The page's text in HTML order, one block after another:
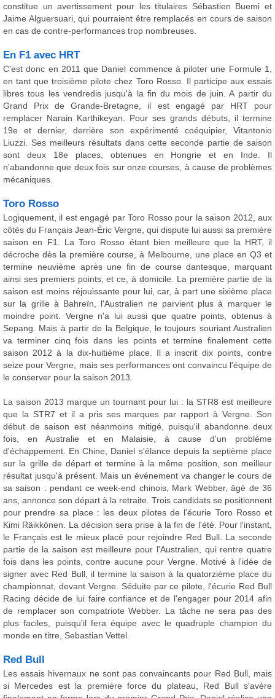
constitue un avertissement pour les titulaires Sébastien Buemi et
Jaime Alguersuari, qui pourraient être remplacés en cours de saison
en cas de contre-performances trop nombreuses.
En F1 avec HRT
C'est donc en 2011 que Daniel commence à piloter une Formule 1,
en tant que troisième pilote chez Toro Rosso. Il participe aux essais
libres tous les vendredis jusqu'à la fin du mois de juin. A partir du
Grand Prix de Grande-Bretagne, il est engagé par HRT pour
remplacer Narain Karthikeyan. Pour ses grands débuts, il termine
19e et dernier, derrière son expérimenté coéquipier, Vitantonio
Liuzzi. Ses meilleurs résultats dans cette seconde partie de saison
sont deux 18e places, obtenues en Hongrie et en Inde. Il
n'abandonne que deux fois sur onze courses, à cause de problèmes
mécaniques.
Toro Rosso
Logiquement, il est engagé par Toro Rosso pour la saison 2012, aux
côtés du Français Jean-Éric Vergne, qui dispute lui aussi sa première
saison en F1. La Toro Rosso étant bien meilleure que la HRT, il
décroche dès la première course, à Melbourne, une place en Q3 et
termine neuvième après une fin de course dantesque, marquant
ainsi ses premiers points, et ce, à domicile. La première partie de la
saison est moins réjouissante pour lui, car, à part une sixième place
sur la grille à Bahreïn, l'Australien ne parvient plus à marquer le
moindre point. Vergne n'a lui aussi que quatre points, obtenus à
Sepang. Mais à partir de la Belgique, le toujours souriant Australien
va terminer cinq fois dans les points et termine finalement cette
saison 2012 à la dix-huitième place. Il a inscrit dix points, contre
seize pour Vergne, mais ses performances ont convaincu l'équipe de
le conserver pour la saison 2013.
La saison 2013 marque un tournant pour lui : la STR8 est meilleure
que la STR7 et il a pris ses marques par rapport à Vergne. Son
début de saison est néanmoins mitigé, puisqu'il abandonne deux
fois, en Australie et en Malaisie, à cause d'un problème
d'échappement. En Chine, Daniel s'élance depuis la septième place
sur la grille de départ et termine à la même position, son meilleur
résultat jusqu'à présent. Mais un événement va changer le cours de
sa saison : pendant ce week-end chinois, Mark Webber, âgé de 36
ans, annonce son départ à la retraite. Trois candidats se positionnent
pour prendre sa place : les deux pilotes de l'écurie Toro Rosso et
Kimi Räikkönen. La décision sera prise à la fin de l'été. Pour l'instant,
le Français est le mieux placé pour rejoindre Red Bull. La seconde
partie de la saison est meilleure pour l'Australien, qui rentre quatre
fois dans les points, contre aucune pour Vergne. Motivé à l'idée de
signer avec Red Bull, il termine la saison à la quatorzième place du
championnat, devant Vergne. Séduite par ce pilote, l'écurie Red Bull
Racing décide de lui faire confiance et de l'engager pour 2014 afin
de remplacer son compatriote Webber. La tâche ne sera pas des
plus faciles, puisqu'il fera équipe avec le quadruple champion du
monde en titre, Sebastian Vettel.
Red Bull
Les essais hivernaux ne sont pas convaincants pour Red Bull, mais
si Mercedes est la première force du plateau, Red Bull s'avère